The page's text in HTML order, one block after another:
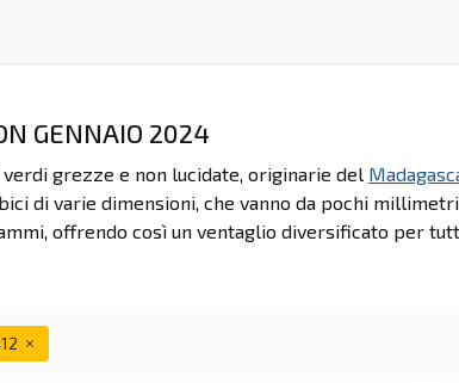
GENNAIO 2024
grezze e non lucidate, originarie del
di varie dimensioni, che vanno da pochi
offrendo così un ventaglio diversificato per